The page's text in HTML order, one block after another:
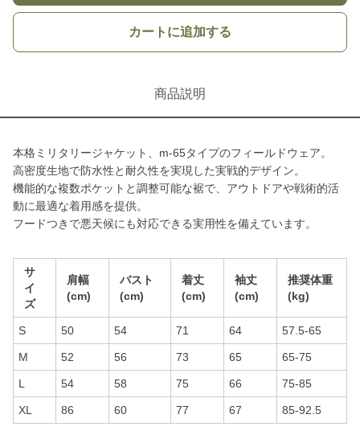
カートに追加する
商品説明
本格ミリタリージャケット、m-65タイプのフィールドウェア。
高密度生地で防水性と耐久性を実現した実戦的デザイン。
機能的な複数ポケットと調整可能な裾で、アウトドアや戦術的活
動に最適な着用感を提供。
フードつきで悪天候にも対応できる実用性を備えています。
サ
イ
ズ
肩幅
(cm)
バスト
(cm)
着丈
(cm)
袖丈
(cm)
推奨体重
(kg)
S 50 54 71 64 57.5-65
M 52 56 73 65 65-75
L 54 58 75 66 75-85
XL 86 60 77 67 85-92.5